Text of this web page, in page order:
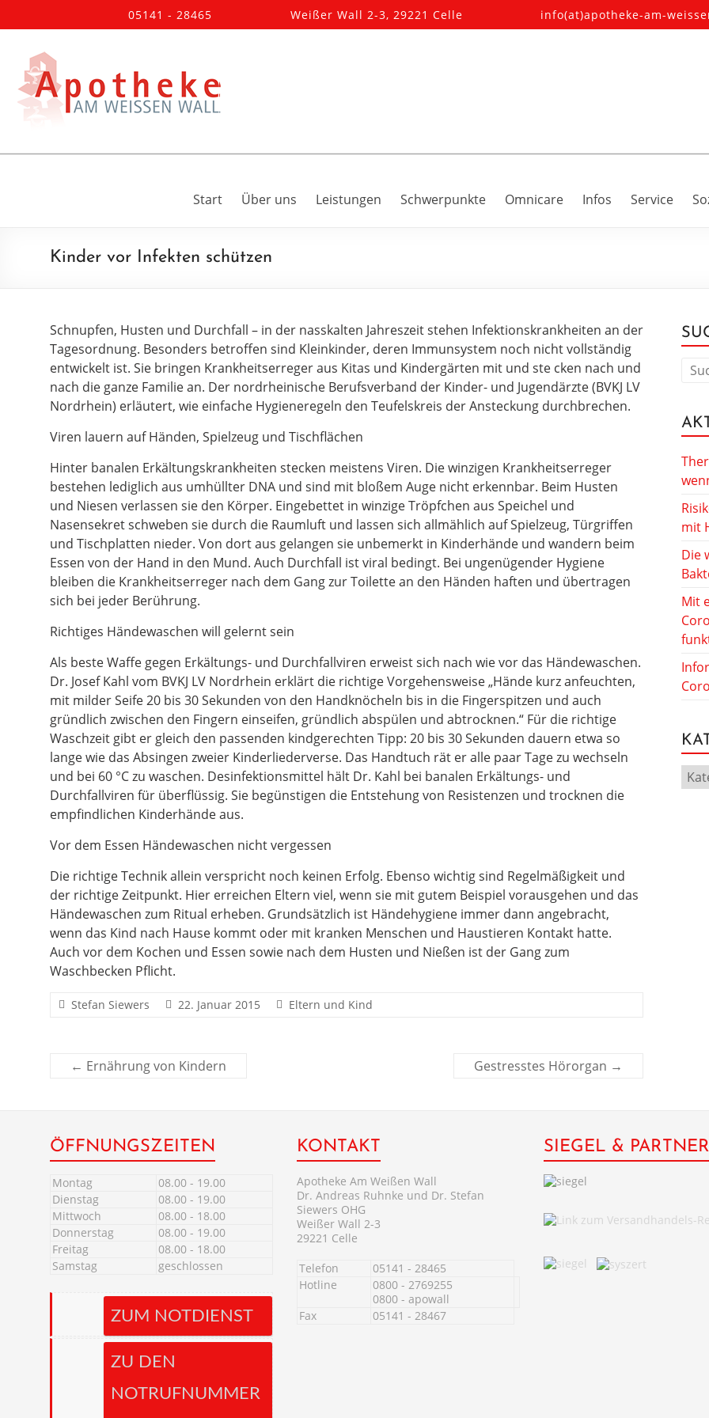
05141 - 28465 Weißer Wall 2-3, 29221 Celle info(at)apotheke-am-
Start Über uns Leistungen Schwerpunkte Omnicare Infos Service
Kinder vor Infekten schützen
Schnupfen, Husten und Durchfall – in der nasskalten Jahreszeit stehen Infektionskrankheiten an der
Tagesordnung. Besonders betroffen sind Kleinkinder, deren Immunsystem noch nicht vollständig
entwickelt ist. Sie bringen Krankheitserreger aus Kitas und Kindergärten mit und ste cken nach und
nach die ganze Familie an. Der nordrheinische Berufsverband der Kinder- und Jugendärzte (BVKJ LV
Nordrhein) erläutert, wie einfache Hygieneregeln den Teufelskreis der Ansteckung durchbrechen.
Viren lauern auf Händen, Spielzeug und Tischflächen
Hinter banalen Erkältungskrankheiten stecken meistens Viren. Die winzigen Krankheitserreger
bestehen lediglich aus umhüllter DNA und sind mit bloßem Auge nicht erkennbar. Beim Husten
und Niesen verlassen sie den Körper. Eingebettet in winzige Tröpfchen aus Speichel und
Nasensekret schweben sie durch die Raumluft und lassen sich allmählich auf Spielzeug, Türgriffen
und Tischplatten nieder. Von dort aus gelangen sie unbemerkt in Kinderhände und wandern beim
Essen von der Hand in den Mund. Auch Durchfall ist viral bedingt. Bei ungenügender Hygiene
bleiben die Krankheitserreger nach dem Gang zur Toilette an den Händen haften und übertragen
sich bei jeder Berührung.
Richtiges Händewaschen will gelernt sein
Als beste Waffe gegen Erkältungs- und Durchfallviren erweist sich nach wie vor das Händewaschen.
Dr. Josef Kahl vom BVKJ LV Nordrhein erklärt die richtige Vorgehensweise „Hände kurz anfeuchten,
mit milder Seife 20 bis 30 Sekunden von den Handknöcheln bis in die Fingerspitzen und auch
gründlich zwischen den Fingern einseifen, gründlich abspülen und abtrocknen.“ Für die richtige
Waschzeit gibt er gleich den passenden kindgerechten Tipp: 20 bis 30 Sekunden dauern etwa so
lange wie das Absingen zweier Kinderliederverse. Das Handtuch rät er alle paar Tage zu wechseln
und bei 60 °C zu waschen. Desinfektionsmittel hält Dr. Kahl bei banalen Erkältungs- und
Durchfallviren für überflüssig. Sie begünstigen die Entstehung von Resistenzen und trocknen die
empfindlichen Kinderhände aus.
Vor dem Essen Händewaschen nicht vergessen
Die richtige Technik allein verspricht noch keinen Erfolg. Ebenso wichtig sind Regelmäßigkeit und
der richtige Zeitpunkt. Hier erreichen Eltern viel, wenn sie mit gutem Beispiel vorausgehen und das
Händewaschen zum Ritual erheben. Grundsätzlich ist Händehygiene immer dann angebracht,
wenn das Kind nach Hause kommt oder mit kranken Menschen und Haustieren Kontakt hatte.
Auch vor dem Kochen und Essen sowie nach dem Husten und Nießen ist der Gang zum
Waschbecken Pflicht.
Stefan Siewers 22. Januar 2015 Eltern und Kind
← Ernährung von Kindern Gestresstes Hörorgan →
mit
Die
Mit
ÖFFNUNGSZEITEN
Montag
08.00 - 19.00
Dienstag
08.00 - 19.00
Mittwoch
08.00 - 18.00
Donnerstag
08.00 - 19.00
Freitag
08.00 - 18.00
Samstag
geschlossen
ZUM NOTDIENST
ZU DEN
NOTRUFNUMMER
KONTAKT
Apotheke Am Weißen Wall
Dr. Andreas Ruhnke und Dr. Stefan
Siewers OHG
Weißer Wall 2-3
29221 Celle
Telefon
05141 - 28465
Hotline
0800 - 2769255
0800 - apowall
Fax
05141 - 28467
SIEGEL & PARTNER